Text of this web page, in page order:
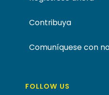
Contribuya
Comuníquese con
FOLLOW US